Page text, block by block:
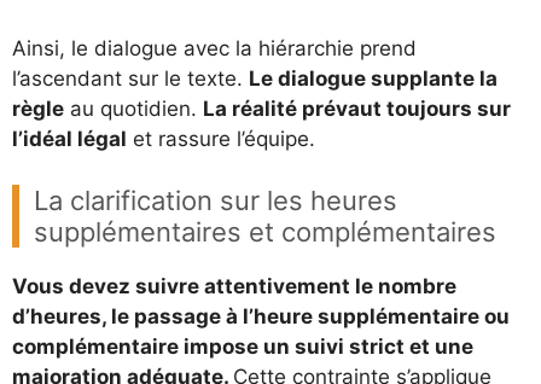
Ainsi, le dialogue avec la hiérarchie prend
l’ascendant sur le texte. Le dialogue supplante la
règle au quotidien. La réalité prévaut toujours sur
l’idéal légal et rassure l’équipe.
La clarification sur les heures
supplémentaires et complémentaires
Vous devez suivre attentivement le nombre
d’heures, le passage à l’heure supplémentaire ou
complémentaire impose un suivi strict et une
majoration adéquate. Cette contrainte s’applique